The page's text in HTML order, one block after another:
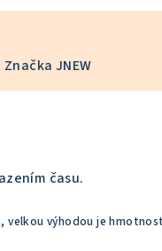
Značka JNEW
času.
velkou výhodou je